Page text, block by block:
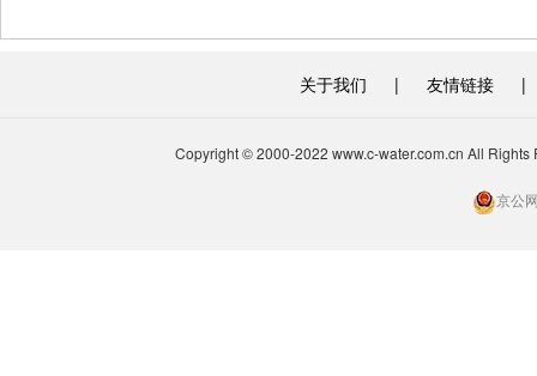
关于我们 | 友情链接 |
Copyright © 2000-2022 www.c-water.com.cn All
京公